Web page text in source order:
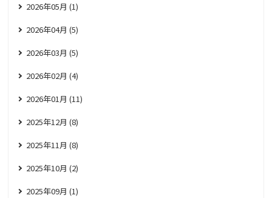
2026年05月 (1)
2026年04月 (5)
2026年03月 (5)
2026年02月 (4)
2026年01月 (11)
2025年12月 (8)
2025年11月 (8)
2025年10月 (2)
2025年09月 (1)